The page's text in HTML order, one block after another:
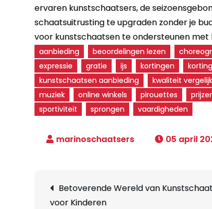
ervaren kunstschaatsers, de
schaatsuitrusting te upgraden zonder je
voor kunstschaatsen te ondersteunen
aanbieding beoordelingen lezen
expressie
gratie ijs kortingen
kunstschaatsen aanbieding
kwaliteit
muziek
online winkels pirouettes
sportiviteit
sprongen vaardigheden
05 april
Berichtnavigatie
Betoverende Wereld van
voor Kinderen